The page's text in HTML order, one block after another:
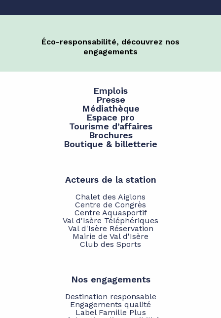
Éco-responsabilité, découvrez nos
engagements
Emplois
Presse
Médiathèque
Espace pro
Tourisme d’affaires
Brochures
Boutique & billetterie
Acteurs de la station
Chalet des Aiglons
Centre de Congrès
Centre Aquasportif
Val d'Isère Téléphériques
Val d'Isère Réservation
Mairie de Val d'Isère
Club des Sports
Nos engagements
Destination responsable
Engagements qualité
Label Famille Plus